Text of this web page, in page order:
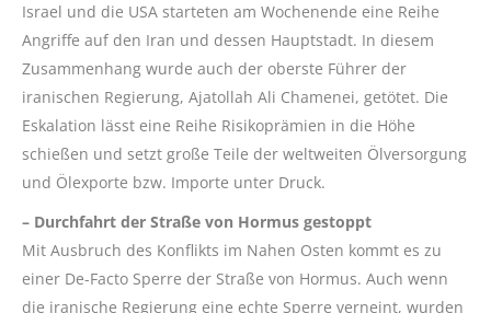
Israel und die USA starteten am Wochenende eine Reihe
Angriffe auf den Iran und dessen Hauptstadt. In diesem
Zusammenhang wurde auch der oberste Führer der
iranischen Regierung, Ajatollah Ali Chamenei, getötet. Die
Eskalation lässt eine Reihe Risikoprämien in die Höhe
schießen und setzt große Teile der weltweiten Ölversorgung
und Ölexporte bzw. Importe unter Druck.
– Durchfahrt der Straße von Hormus gestoppt
Mit Ausbruch des Konflikts im Nahen Osten kommt es zu
einer De-Facto Sperre der Straße von Hormus. Auch wenn
die iranische Regierung eine echte Sperre verneint, wurden